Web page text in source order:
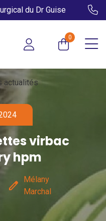
du Dr Guise
0
actualités
virbac
hpm
edit
Mélany
Marchal